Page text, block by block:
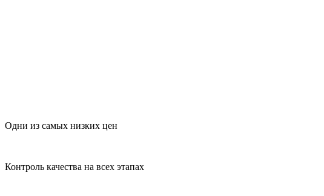
Одни из самых низких цен
Контроль качества на всех этапах